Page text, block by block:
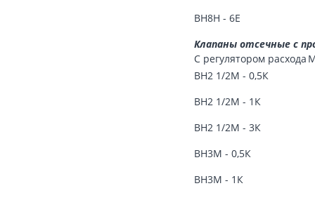
ВН8Н - 6Е
Клапаны отсечные с
C регулятором расхода
ВН2 1/2М - 0,5К
ВН2 1/2М - 1К
ВН2 1/2М - 3К
ВН3М - 0,5К
ВН3М - 1К